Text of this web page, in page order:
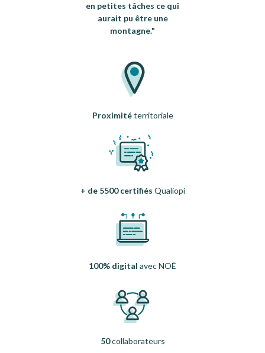
+ de 5500 certifiés Qualiopi
100% digital avec NOÉ
en petites tâches ce qui
aurait pu être une
montagne."
50collaborateurs
Proximitéterritoriale